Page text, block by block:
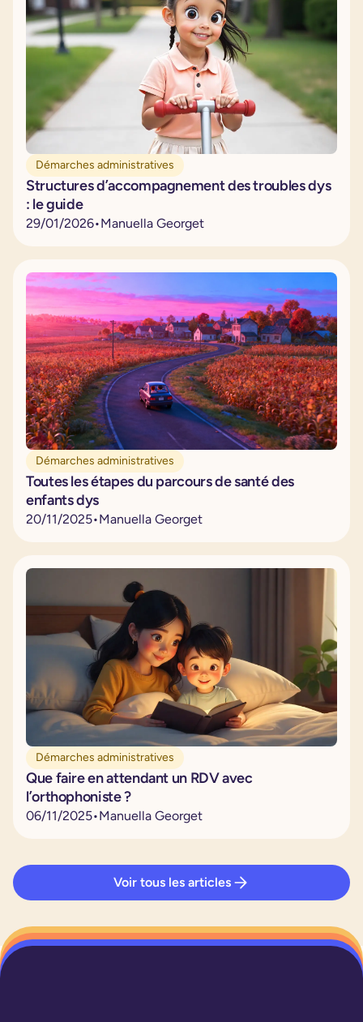
Démarches administratives
Structures d’accompagnement des troubles dys
: le guide
29/01/2026•Manuella Georget
Démarches administratives
Toutes les étapes du parcours de santé des
enfants dys
20/11/2025•Manuella Georget
Démarches administratives
Que faire en attendant un RDV avec
l’orthophoniste ?
06/11/2025•Manuella Georget
Voir tous les articles